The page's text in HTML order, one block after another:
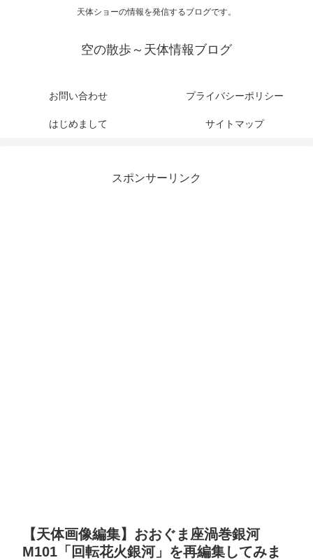
天体ショーの情報を発信するブログです。
空の散歩～天体情報ブログ
お問い合わせ プライバシーポリシー
はじめまして サイトマップ
スポンサーリンク
【天体画像編集】おおぐま座渦巻銀河
M101「回転花火銀河」を再編集してみま